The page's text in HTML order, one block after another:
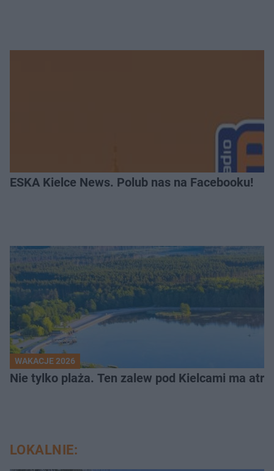
ESKA Kielce News. Polub nas na Facebooku!
WAKACJE 2026
Nie tylko plaża. Ten zalew pod Kielcami ma
LOKALNIE: